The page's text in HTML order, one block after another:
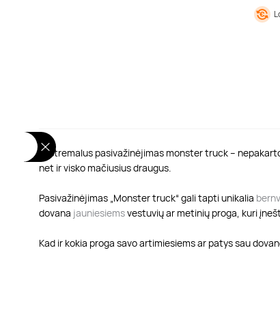
Ekstremalus pasivažinėjimas monster truck –
net ir visko mačiusius draugus.
Pasivažinėjimas „Monster truck“ gali tapti unikalia
dovana jauniesiemsvestuvių ar metinių proga, kuri
Kad ir kokia proga savo artimiesiems ar patys sau